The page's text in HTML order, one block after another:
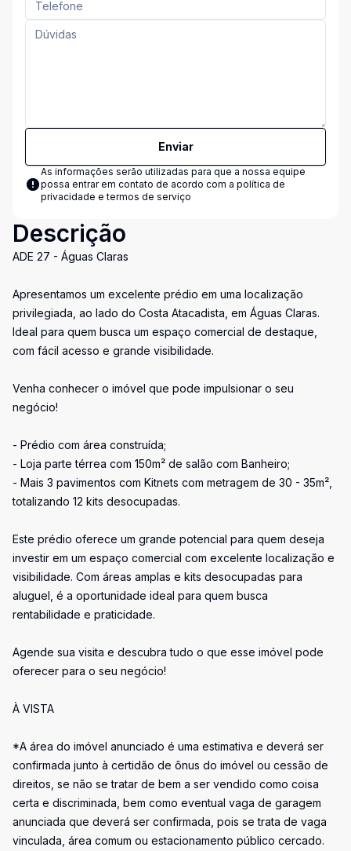
Enviar
As informações serão utilizadas para que a nossa equipe
possa entrar em contato de acordo com a política de
privacidade e termos de serviço
Descrição
ADE 27 - Águas Claras
Apresentamos um excelente prédio em uma localização
privilegiada, ao lado do Costa Atacadista, em Águas Claras.
Ideal para quem busca um espaço comercial de destaque,
com fácil acesso e grande visibilidade.
Venha conhecer o imóvel que pode impulsionar o seu
negócio!
- Prédio com área construída;
- Loja parte térrea com 150m² de salão com Banheiro;
- Mais 3 pavimentos com Kitnets com metragem de 30 - 35m²,
totalizando 12 kits desocupadas.
Este prédio oferece um grande potencial para quem deseja
investir em um espaço comercial com excelente localização e
visibilidade. Com áreas amplas e kits desocupadas para
aluguel, é a oportunidade ideal para quem busca
rentabilidade e praticidade.
Agende sua visita e descubra tudo o que esse imóvel pode
oferecer para o seu negócio!
À VISTA
*A área do imóvel anunciado é uma estimativa e deverá ser
confirmada junto à certidão de ônus do imóvel ou cessão de
direitos, se não se tratar de bem a ser vendido como coisa
certa e discriminada, bem como eventual vaga de garagem
anunciada que deverá ser confirmada, pois se trata de vaga
vinculada, área comum ou estacionamento público cercado.